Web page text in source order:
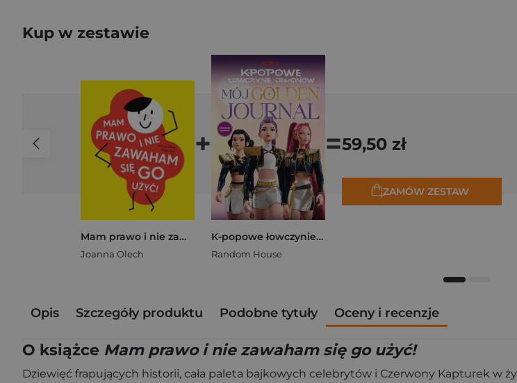
Kup w zestawie
Mam prawo i nie zawaham się go użyć!
Joanna Olech
+
K-popowe łowczynie demonów. Mój golden journal. Oficjalny dziennik
Random House
=59,50 zł
ZAMÓW ZESTAW
Opis Szczegóły produktu Podobne tytuły Oceny i recenzje
O książce Mam prawo i nie zawaham się go użyć!
Dziewięć frapujących historii, cała paleta bajkowych celebrytów i Czerwony Kapturek w